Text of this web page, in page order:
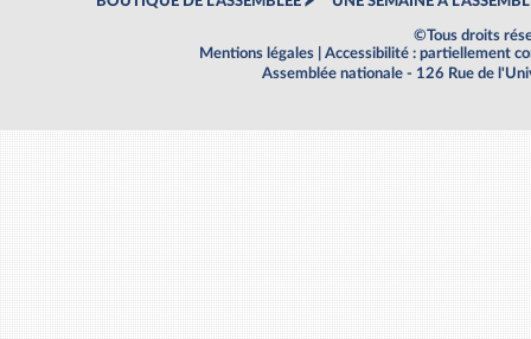
©Tous droits
Mentions légales
Accessibilité : partiellement
Assemblée nationale - 126 Rue de